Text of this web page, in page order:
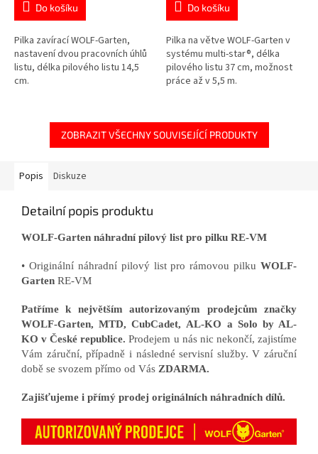
Do košíku
Pilka zavírací WOLF-Garten,
nastavení dvou pracovních úhlů
listu, délka pilového listu 14,5
cm.
Do košíku
Pilka na větve WOLF-Garten v
systému multi-star®, délka
pilového listu 37 cm, možnost
práce až v 5,5 m.
ZOBRAZIT VŠECHNY SOUVISEJÍCÍ PRODUKTY
Popis Diskuze
Detailní popis produktu
WOLF-Garten náhradní pilový list pro pilku RE-VM
• Originální náhradní pilový list pro rámovou pilku WOLF-
Garten RE-VM
Patříme k největším autorizovaným prodejcům značky
WOLF-Garten, MTD, CubCadet, AL-KO a Solo by AL-
KO v České republice.Prodejem u nás nic nekončí, zajistíme
Vám záruční, případně i následné servisní služby. V záruční
době se svozem přímo od Vás ZDARMA.
Zajišťujeme i přímý prodej originálních náhradních dílů.